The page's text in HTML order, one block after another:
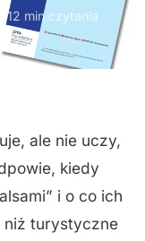
12 min czytania
ale nie uczy,
kiedy
i o co ich
niż turystyczne